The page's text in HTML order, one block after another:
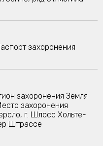
захоронения
захоронения Земля
захоронения
г. Шлосс Хольте-
Штрассе